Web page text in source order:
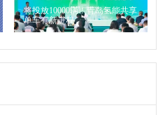
将投放10000辆！青岛氢能共享
单车有新进程